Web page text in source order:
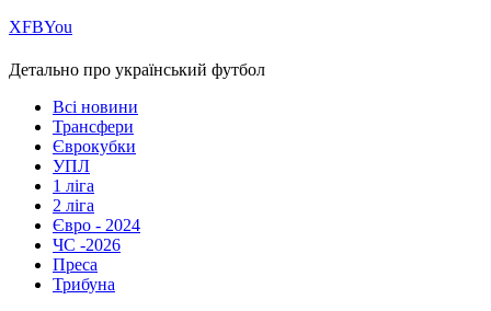
ХFBYou
Детально про український футбол
Всі новини
Трансфери
Єврокубки
УПЛ
1 ліга
2 ліга
Євро - 2024
ЧС -2026
Преса
Трибуна